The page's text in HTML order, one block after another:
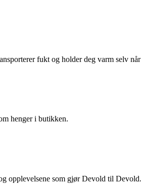
fukt og holder deg varm selv
henger i butikken.
opplevelsene som gjør Devold til